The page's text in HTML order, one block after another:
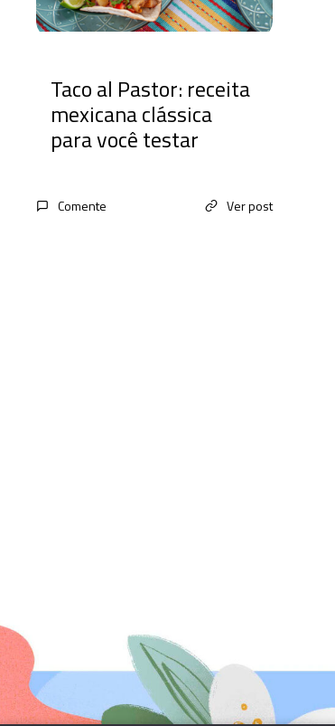
Taco al Pastor: receita
mexicana clássica
para você testar
Comente Ver post